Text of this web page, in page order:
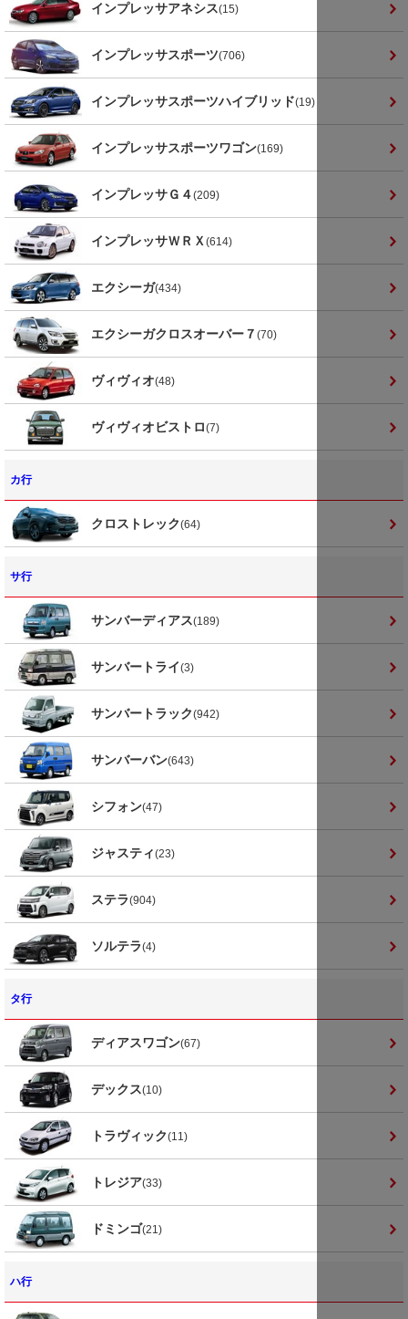
インプレッサアネシス(15)
インプレッサスポーツ(706)
インプレッサスポーツハイブリッド(19)
インプレッサスポーツワゴン(169)
インプレッサＧ４(209)
インプレッサＷＲＸ (614)
エクシーガ(434)
エクシーガクロスオーバー７ (70)
ヴィヴィオ(48)
ヴィヴィオビストロ(7)
カ行
クロストレック(64)
サ行
サンバーディアス(189)
サンバートライ(3)
サンバートラック(942)
サンバーバン(643)
シフォン(47)
ジャスティ(23)
ステラ(904)
ソルテラ(4)
タ行
ディアスワゴン(67)
デックス(10)
トラヴィック(11)
トレジア(33)
ドミンゴ(21)
ハ行